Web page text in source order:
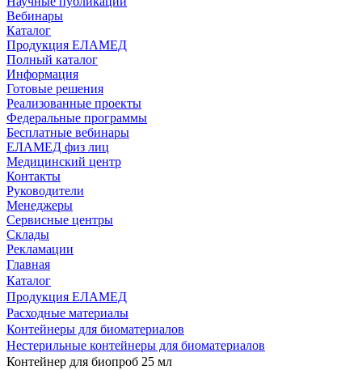
Вебинары
Каталог
Продукция ЕЛАМЕД
Полный каталог
Информация
Готовые решения
Реализованные проекты
Федеральные программы
Бесплатные вебинары
ЕЛАМЕД физ лиц
Медицинский центр
Контакты
Руководители
Менеджеры
Сервисные центры
Склады
Рекламации
Главная
Каталог
Продукция ЕЛАМЕД
Расходные материалы
Контейнеры для биоматериалов
Нестерильные контейнеры для биоматериалов
Контейнер для биопроб 25 мл